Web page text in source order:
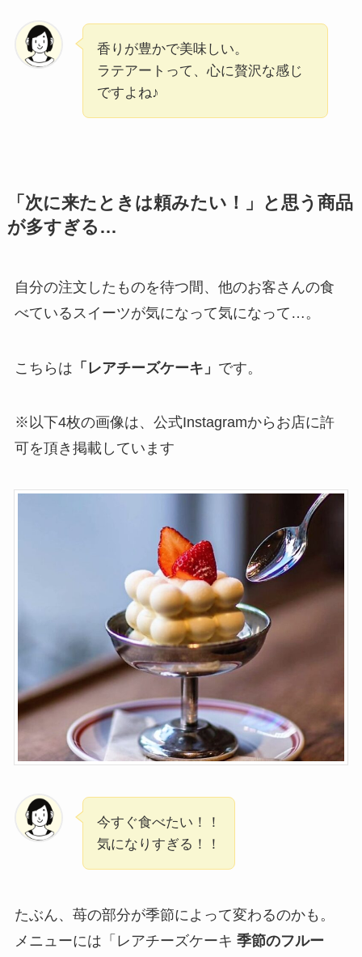
香りが豊かで美味しい。
ラテアートって、心に贅沢な感じ
ですよね♪
「次に来たときは頼みたい！」と思う商品
が多すぎる…
自分の注文したものを待つ間、他のお客さんの食
べているスイーツが気になって気になって…。
こちらは 「レアチーズケーキ」 です。
※以下4枚の画像は、公式Instagramからお店に許
可を頂き掲載しています
今すぐ食べたい！！
気になりすぎる！！
たぶん、苺の部分が季節によって変わるのかも。
メニューには「レアチーズケーキ 季節のフルー